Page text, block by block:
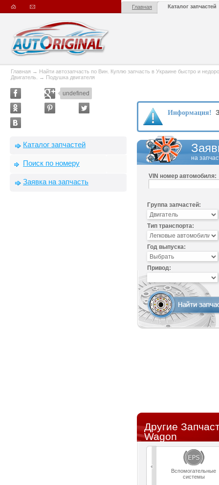
Главная Каталог запчастей
Главная → Найти автозапчасть по Вин. Куплю запчасть в Украине быстро и
Двигатель.
→ Подушка двигателя
undefined
Каталог запчастей
Поиск по номеру
Заявка на запчасть
Информация!
на
VIN номер автомобиля:
Группа запчастей:
Тип транспорта:
Год выпуска:
Привод:
Другие
Wagon
Вспомогательные
системы